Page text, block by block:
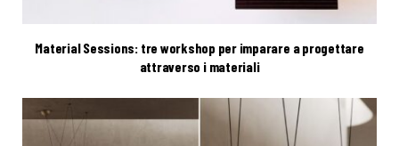
Material Sessions: tre workshop per imparare a progettare
attraverso i materiali